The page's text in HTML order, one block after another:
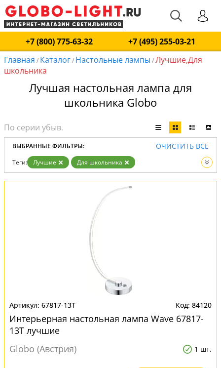
+7 (800) 775-63-32
+7 (495) 255-03-21
Главная / Каталог/ Настольные лампы /Лучшие,Для
школьника
Лучшая настольная лампа для
школьника Globo
ВЫБРАННЫЕ ФИЛЬТРЫ: ОЧИСТИТЬ ВСЕ
Теги: Лучшие
Для школьника
Вид:
Настольные лампы
67817-13T 84120
Интерьерная настольная лампа Wave 67817-
13T лучшие
Globo (Австрия)
1 шт.